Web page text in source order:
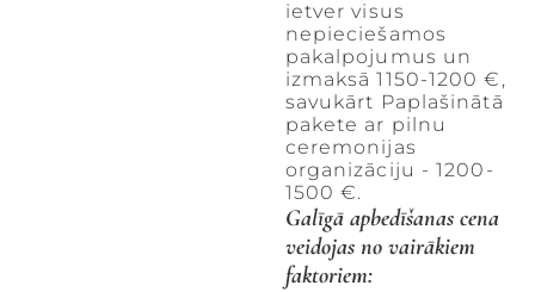
ietver visus
nepieciešamos
pakalpojumus un
izmaksā 1150-1200 €,
savukārt Paplašinātā
pakete ar pilnu
ceremonijas
organizāciju - 1200-
1500 €.
Galīgā apbedīšanas cena
veidojas no vairākiem
faktoriem: